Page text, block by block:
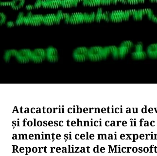
Atacatorii cibernetici au
și folosesc tehnici care îi
amenințe și cele mai
Report realizat de